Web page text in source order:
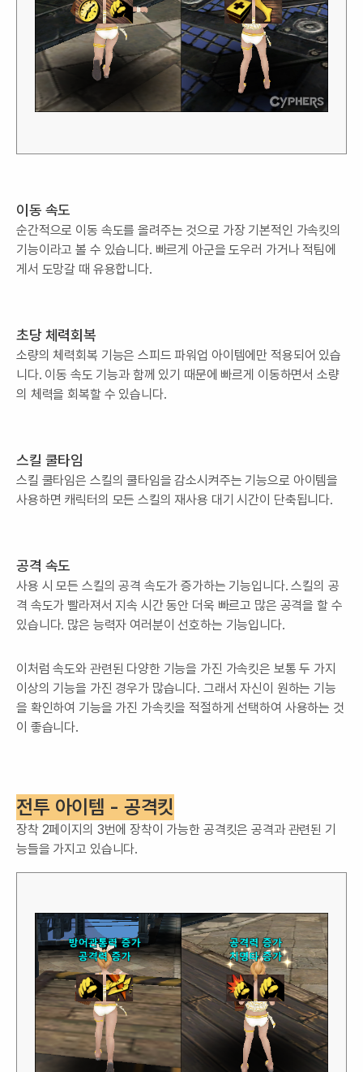
이동 속도
순간적으로 이동 속도를 올려주는 것으로 가장 기본적인 가속킷의
기능이라고 볼 수 있습니다. 빠르게 아군을 도우러 가거나 적팀에
게서 도망갈 때 유용합니다.
초당 체력회복
소량의 체력회복 기능은 스피드 파워업 아이템에만 적용되어 있습
니다. 이동 속도 기능과 함께 있기 때문에 빠르게 이동하면서 소량
의 체력을 회복할 수 있습니다.
스킬 쿨타임
스킬 쿨타임은 스킬의 쿨타임을 감소시켜주는 기능으로 아이템을
사용하면 캐릭터의 모든 스킬의 재사용 대기 시간이 단축됩니다.
공격 속도
사용 시 모든 스킬의 공격 속도가 증가하는 기능입니다. 스킬의 공
격 속도가 빨라져서 지속 시간 동안 더욱 빠르고 많은 공격을 할 수
있습니다. 많은 능력자 여러분이 선호하는 기능입니다.
이처럼 속도와 관련된 다양한 기능을 가진 가속킷은 보통 두 가지
이상의 기능을 가진 경우가 많습니다. 그래서 자신이 원하는 기능
을 확인하여 기능을 가진 가속킷을 적절하게 선택하여 사용하는 것
이 좋습니다.
전투 아이템 - 공격킷
장착 2페이지의 3번에 장착이 가능한 공격킷은 공격과 관련된 기
능들을 가지고 있습니다.